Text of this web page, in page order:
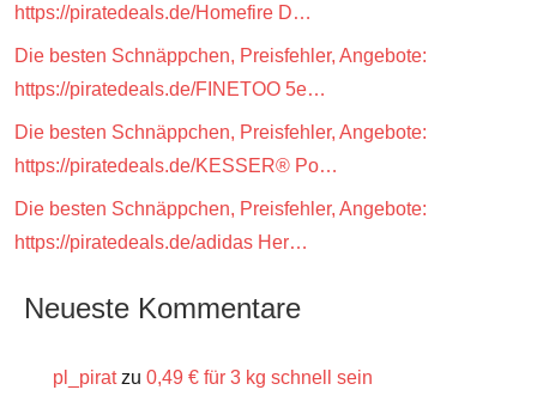
https://piratedeals.de/Homefire D…
Die besten Schnäppchen, Preisfehler, Angebote:
https://piratedeals.de/FINETOO 5e…
Die besten Schnäppchen, Preisfehler, Angebote:
https://piratedeals.de/KESSER® Po…
Die besten Schnäppchen, Preisfehler, Angebote:
https://piratedeals.de/adidas Her…
Neueste Kommentare
pl_piratzu 0,49 € für 3 kg schnell sein